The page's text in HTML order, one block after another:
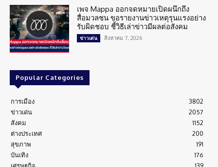
เพจ Mappa ออกจดหมายเปิดผนึกถึง
สื่อมวลชน ขอรายงานข่าวเหตุรุนแรงอย่าง
รับผิดชอบ ชี้วิธีเล่าข่าวมีผลต่อสังคม
ข่าวเด่น สิงหาคม 7, 2026
Popular Categories
การเมือง
3802
ข่าวเด่น
2057
สังคม
1152
ต่างประเทศ
200
สุขภาพ
191
บันเทิง
176